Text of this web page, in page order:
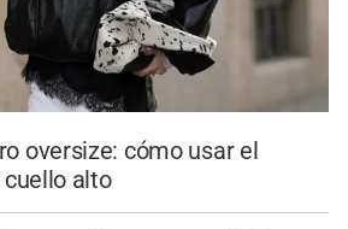
oversize: cómo usar el
alto